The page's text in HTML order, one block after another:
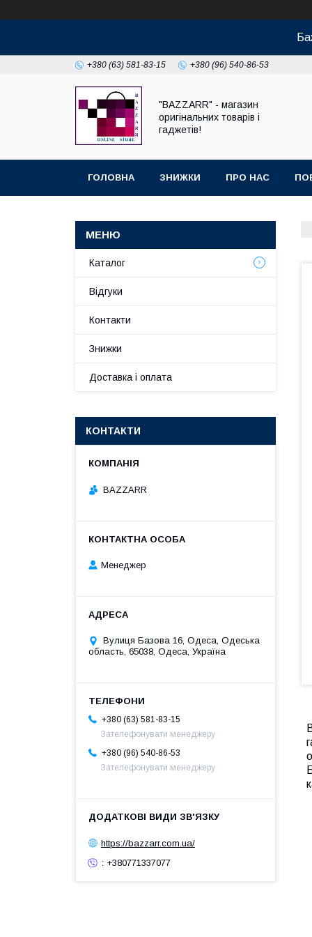
+380 (63) 581-83-15 +380 (96) 540-86-53
"BAZZARR" - магазин
оригінальних товарів і
гаджетів!
ГОЛОВНА ЗНИЖКИ ПРО НАС
Каталог
Відгуки
Контакти
Знижки
Доставка і оплата
КОНТАКТИ
BAZZARR
Менеджер
Вулиця Базова 16, Одеса, Одеська
область, 65038, Одеса, Україна
+380 (63) 581-83-15
Зателефонувати менеджеру
+380 (96) 540-86-53
Зателефонувати менеджеру
https://bazzarr.com.ua/
: +380771337077